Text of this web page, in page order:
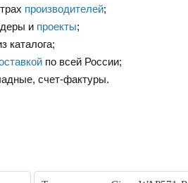
производителей;
и проекты;
каталога;
по всей России;
счет-фактуры.